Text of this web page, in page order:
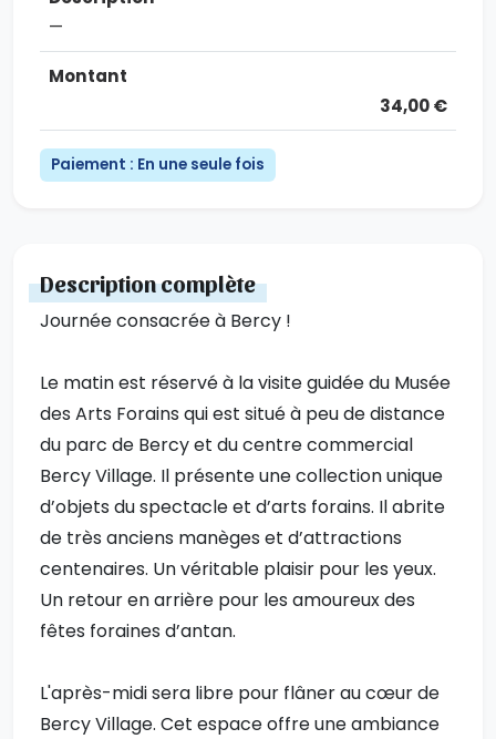
—
34,00 €
Paiement : En une seule fois
Description complète
Journée consacrée à Bercy !
Le matin est réservé à la visite guidée du Musée
des Arts Forains qui est situé à peu de distance
du parc de Bercy et du centre commercial
Bercy Village. Il présente une collection unique
d’objets du spectacle et d’arts forains. Il abrite
de très anciens manèges et d’attractions
centenaires. Un véritable plaisir pour les yeux.
Un retour en arrière pour les amoureux des
fêtes foraines d’antan.
L'après-midi sera libre pour flâner au cœur de
Bercy Village. Cet espace offre une ambiance